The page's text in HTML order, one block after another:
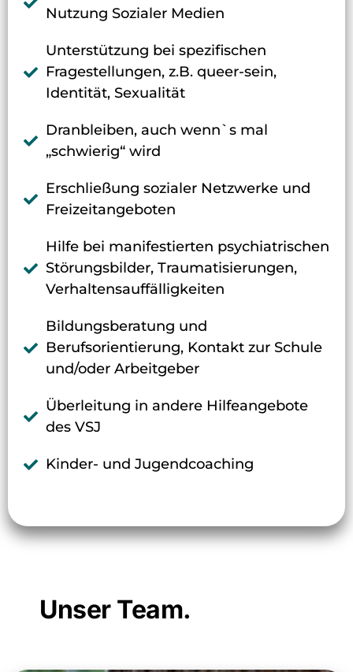
Nutzung Sozialer Medien
Unterstützung bei spezifischen
Fragestellungen, z.B. queer-sein,
Identität, Sexualität
Dranbleiben, auch wenn`s mal
„schwierig“ wird
Erschließung sozialer Netzwerke und
Freizeitangeboten
Hilfe bei manifestierten psychiatrischen
Störungsbilder, Traumatisierungen,
Verhaltensauffälligkeiten
Bildungsberatung und
Berufsorientierung, Kontakt zur Schule
und/oder Arbeitgeber
Überleitung in andere Hilfeangebote
des VSJ
Kinder- und Jugendcoaching
Unser Team.